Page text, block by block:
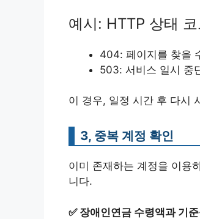
예시: HTTP 상태 코
404: 페이지를 찾을
503: 서비스 일시 중
이 경우, 일정 시간 후 다시
3, 중복 계정 확인
이미 존재하는 계정을 이용
니다.
✅ 장애인연금 수령액과 기